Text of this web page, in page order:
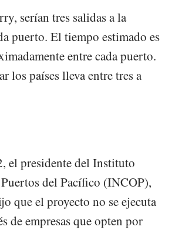
serían tres salidas a la
puerto. El tiempo estimado es
entre cada puerto.
los países lleva entre tres a
el presidente del Instituto
del Pacífico (INCOP),
que el proyecto no se ejecuta
de empresas que opten por